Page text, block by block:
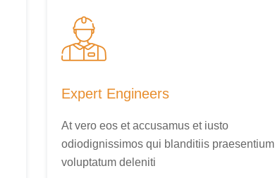
Expert Engineers
At vero eos et accusamus et iusto
odiodignissimos qui blanditiis praesentium
voluptatum deleniti